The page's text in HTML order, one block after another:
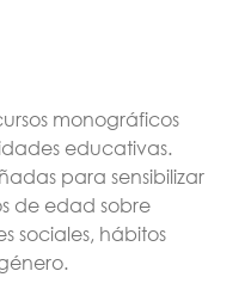
monográficos
educativas.
para sensibilizar
de edad sobre
sociales, hábitos